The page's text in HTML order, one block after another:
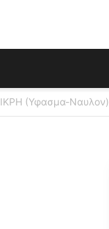
(Υφασμα-Ναυλον)